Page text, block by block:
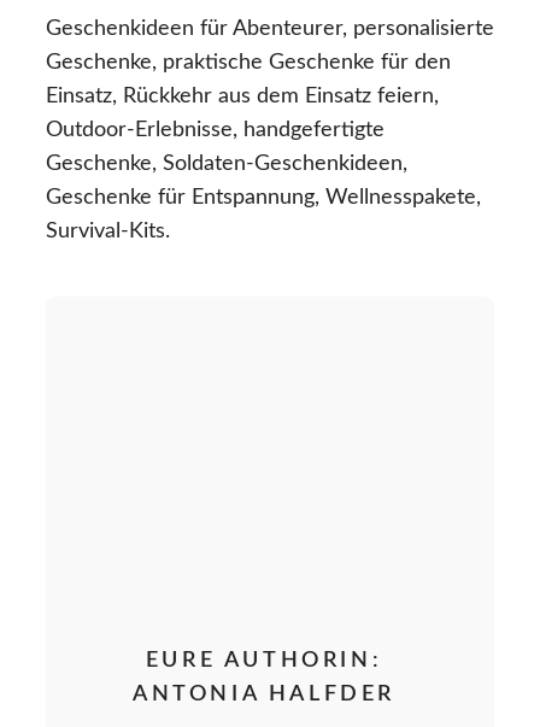
Geschenkideen für Abenteurer, personalisierte
Geschenke, praktische Geschenke für den
Einsatz, Rückkehr aus dem Einsatz feiern,
Outdoor-Erlebnisse, handgefertigte
Geschenke, Soldaten-Geschenkideen,
Geschenke für Entspannung, Wellnesspakete,
Survival-Kits.
EURE AUTHORIN:
ANTONIA HALFDER